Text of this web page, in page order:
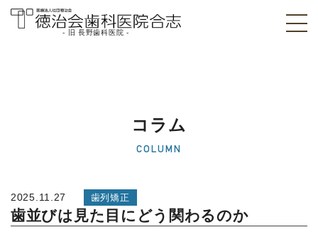
医院]｜熊本県合志
- 旧 長野歯科医院 -
コラム
COLUMN
2025.11.27 歯列矯正
歯並びは見た目にどう関わるのか